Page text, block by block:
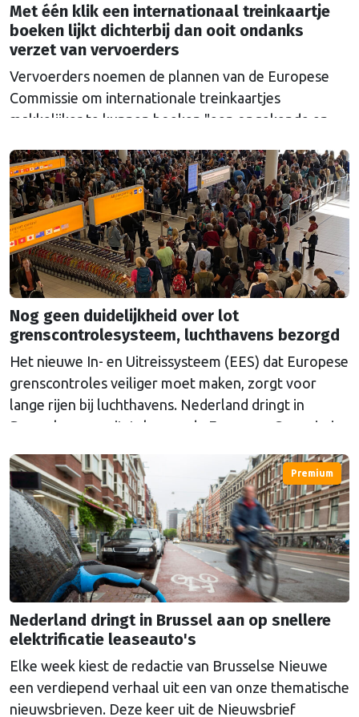
Met één klik een internationaal treinkaartje
boeken lijkt dichterbij dan ooit ondanks
verzet van vervoerders
Vervoerders noemen de plannen van de Europese
Commissie om internationale treinkaartjes
makkelijker te kunnen boeken "een ongekende en
dit keer te groot om het voorstel nog tegen te
houden.
Nog geen duidelijkheid over lot
grenscontrolesysteem, luchthavens bezorgd
Het nieuwe In- en Uitreissysteem (EES) dat Europese
grenscontroles veiliger moet maken, zorgt voor
lange rijen bij luchthavens. Nederland dringt in
Brussel aan op uitstel, maar de Europese Commissie
Premium
Nederland dringt in Brussel aan op snellere
elektrificatie leaseauto's
Elke week kiest de redactie van Brusselse Nieuwe
een verdiepend verhaal uit een van onze thematische
nieuwsbrieven. Deze keer uit de Nieuwsbrief